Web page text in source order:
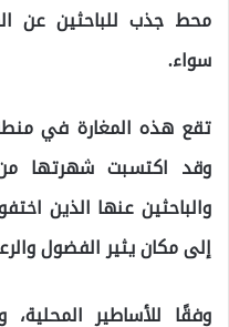
محط جذب للباحثين عن
سواء.
تقع هذه المغارة في
وقد اكتسبت شهرتها من
والباحثين عنها الذين
إلى مكان يثير الفضول
وفقًا للأساطير